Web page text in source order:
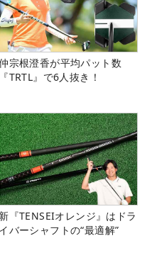
宗根澄香が平均パット数
『TRTL』で6人抜き！
新『TENSEIオレンジ』はドラ
イバーシャフトの“最適解”